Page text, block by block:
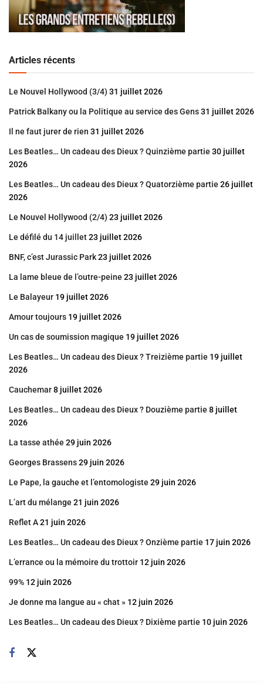
Articles récents
Le Nouvel Hollywood (3/4) 31 juillet 2026
Patrick Balkany ou la Politique au service des Gens31 juillet 2026
Il ne faut jurer de rien 31 juillet 2026
Les Beatles… Un cadeau des Dieux ? Quinzième partie 30 juillet
2026
Les Beatles… Un cadeau des Dieux ? Quatorzième partie 26 juillet
2026
Le Nouvel Hollywood (2/4) 23 juillet 2026
Le défilé du 14 juillet23 juillet 2026
BNF, c’est Jurassic Park23 juillet 2026
La lame bleue de l’outre-peine 23 juillet 2026
Le Balayeur 19 juillet 2026
Amour toujours 19 juillet 2026
Un cas de soumission magique 19 juillet 2026
Les Beatles… Un cadeau des Dieux ? Treizième partie 19 juillet
2026
Cauchemar8 juillet 2026
Les Beatles… Un cadeau des Dieux ? Douzième partie 8 juillet
2026
La tasse athée 29 juin 2026
Georges Brassens29 juin 2026
Le Pape, la gauche et l’entomologiste 29 juin 2026
L’art du mélange 21 juin 2026
Reflet A21 juin 2026
Les Beatles… Un cadeau des Dieux ? Onzième partie 17 juin 2026
L’errance ou la mémoire du trottoir 12 juin 2026
99% 12 juin 2026
Je donne ma langue au « chat » 12 juin 2026
Les Beatles… Un cadeau des Dieux ? Dixième partie 10 juin 2026